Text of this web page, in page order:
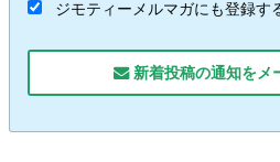
ジモティーメルマガにも登録す
新着投稿の通知をメ